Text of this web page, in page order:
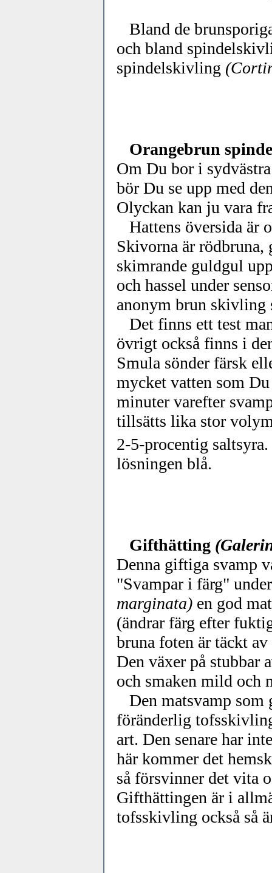
Bland de
och bland
spindelskivling
Orangebrun
Om Du bor i
bör Du se upp med
Olyckan kan ju vara
Hattens översida är
Skivorna är
skimrande guldgul
och hassel under
anonym brun skivling
Det finns ett test
övrigt också finns i
Smula sönder färsk
mycket vatten som
minuter varefter
tillsätts lika stor
2-5-procentig
lösningen blå.
Gifthätting
Denna giftiga svamp
"Svampar i färg"
marginata) en god
(ändrar färg efter
bruna foten är täckt
Den växer på stubbar
och smaken mild och
Den matsvamp som
föränderlig
art. Den senare har
här kommer det
så försvinner det vita
Gifthättingen är i
tofsskivling också så